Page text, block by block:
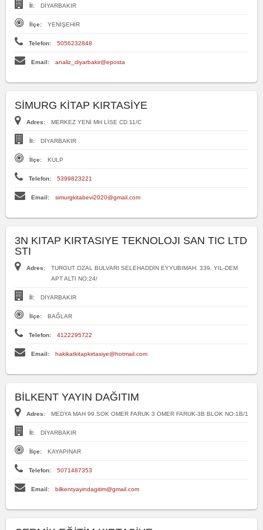
İl: DİYARBAKIR
İlçe: YENİŞEHİR
Telefon: 5056232848
Email: analiz_diyarbakir@eposta
SİMURG KİTAP KIRTASİYE
Adres: MERKEZ YENİ MH LİSE CD 11/C
İl: DİYARBAKIR
İlçe: KULP
Telefon: 5399823221
Email: simurgkitabevi2020@gmail.com
3N KITAP KIRTASIYE TEKNOLOJI SAN TIC LTD
STI
Adres:
TURGUT OZAL BULVARI SELEHADDIN EYYUBIMAH. 339. YIL-DEM
APT ALTI NO:24/
İl: DİYARBAKIR
İlçe: BAĞLAR
Telefon: 4122295722
Email: hakikatkitapkirtasiye@hotmail.com
BİLKENT YAYIN DAĞITIM
Adres: MEDYA MAH 99.SOK OMER FARUK 3 OMER FARUK-3B BLOK NO:1B/1
İl: DİYARBAKIR
İlçe: KAYAPINAR
Telefon: 5071487353
Email: bilkentyayindagitim@gmail.com